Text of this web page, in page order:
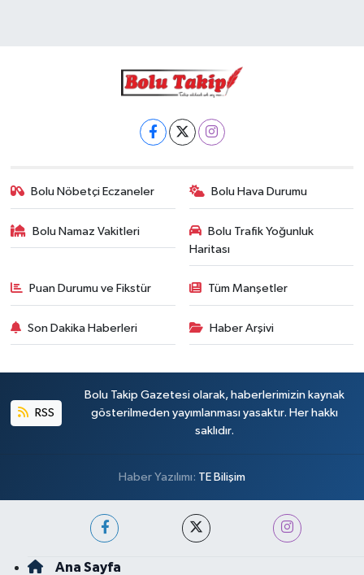
Bolu Nöbetçi Eczaneler Bolu Hava Durumu
Bolu Namaz Vakitleri
Bolu Trafik Yoğunluk
Haritası
Puan Durumu ve Fikstür Tüm Manşetler
Son Dakika Haberleri Haber Arşivi
RSS
Bolu Takip Gazetesi olarak, haberlerimizin kaynak
gösterilmeden yayımlanması yasaktır. Her hakkı
saklıdır.
Haber Yazılımı: TE Bilişim
Ana Sayfa